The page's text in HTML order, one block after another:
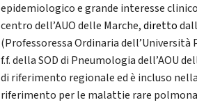
epidemiologico e grande interesse
centro dell’AUO delle Marche,diretto
(Professoressa Ordinaria
f.f. della SOD di Pneumologia dell’AOU
di riferimento regionale ed è incluso
riferimento per le malattie rare